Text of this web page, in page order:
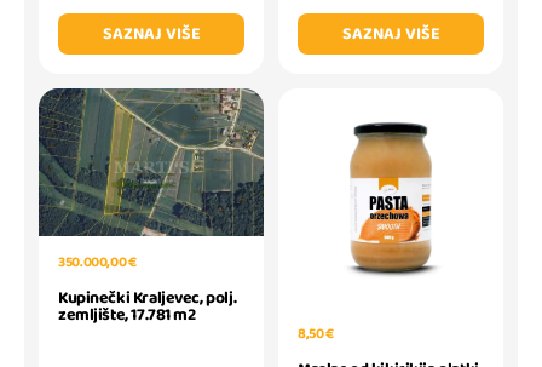
SAZNAJ VIŠE
SAZNAJ VIŠE
350.000,00 €
Kupinečki Kraljevec, polj.
zemljište, 17.781 m2
8,50 €